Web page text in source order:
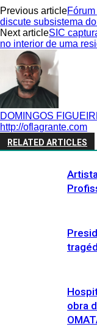
Previous article
discute subsistema
Next articleSIC
no interior de uma
DOMINGOS
http://oflagrante.com
RELATED ARTICLES
obra